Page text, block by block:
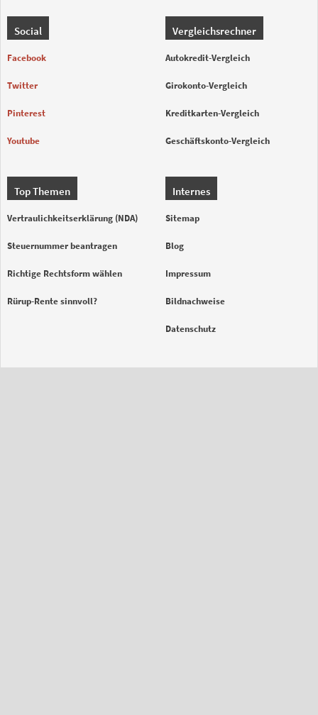
Social
Facebook
Twitter
Pinterest
Youtube
Vergleichsrechner
Autokredit-Vergleich
Girokonto-Vergleich
Kreditkarten-Vergleich
Geschäftskonto-Vergleich
Top Themen
Vertraulichkeitserklärung (NDA)
Steuernummer beantragen
Richtige Rechtsform wählen
Rürup-Rente sinnvoll?
Internes
Sitemap
Blog
Impressum
Bildnachweise
Datenschutz